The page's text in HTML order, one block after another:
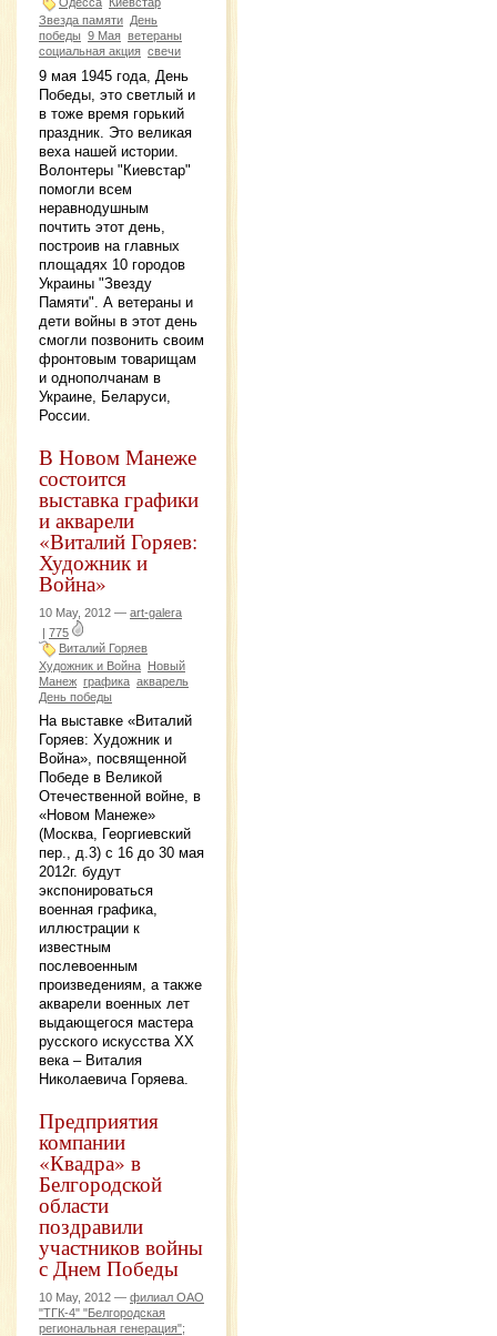
Одесса
Киевстар
Звезда памяти День
победы 9 Мая ветераны
социальная акция свечи
9 мая 1945 года, День
Победы, это светлый и
в тоже время горький
праздник. Это великая
веха нашей истории.
Волонтеры "Киевстар"
помогли всем
неравнодушным
почтить этот день,
построив на главных
площадях 10 городов
Украины "Звезду
Памяти". А ветераны и
дети войны в этот день
смогли позвонить своим
фронтовым товарищам
и однополчанам в
Украине, Беларуси,
России.
В Новом Манеже
состоится
выставка графики
и акварели
«Виталий Горяев:
Художник и
Война»
10 May, 2012 — art-galera
| 775
Виталий Горяев
Художник и Война Новый
Манеж графика акварель
День победы
На выставке «Виталий
Горяев: Художник и
Война», посвященной
Победе в Великой
Отечественной войне, в
«Новом Манеже»
(Москва, Георгиевский
пер., д.3) с 16 до 30 мая
2012г. будут
экспонироваться
военная графика,
иллюстрации к
известным
послевоенным
произведениям, а также
акварели военных лет
выдающегося мастера
русского искусства ХХ
века – Виталия
Николаевича Горяева.
Предприятия
компании
«Квадра» в
Белгородской
области
поздравили
участников войны
с Днем Победы
10 May, 2012 — филиал ОАО
"ТГК-4" "Белгородская
региональная генерация";